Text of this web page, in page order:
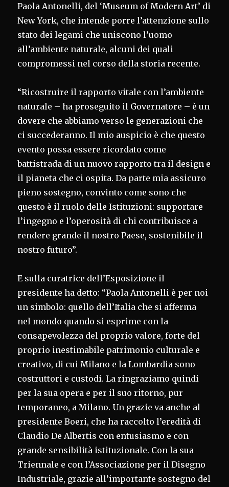
Paola Antonelli, del ‘Museum of Modern Art’ di
New York, che intende porre l’attenzione sullo
stato dei legami che uniscono l’uomo
all’ambiente naturale, alcuni dei quali
compromessi nel corso della storia recente.
“Ricostruire il rapporto vitale con l’ambiente
naturale – ha proseguito il Governatore – è un
dovere che abbiamo verso le generazioni che
ci succederanno. Il mio auspicio è che questo
evento possa essere ricordato come
battistrada di un nuovo rapporto tra il design e
il pianeta che ci ospita. Da parte mia assicuro
pieno sostegno, convinto come sono che
questo è il ruolo delle Istituzioni: supportare
l’ingegno e l’operosità di chi contribuisce a
rendere grande il nostro Paese, sostenibile il
nostro futuro”.
E sulla curatrice dell’Esposizione il
presidente ha detto: “Paola Antonelli è per noi
un simbolo: quello dell’Italia che si afferma
nel mondo quando si esprime con la
consapevolezza del proprio valore, forte del
proprio inestimabile patrimonio culturale e
creativo, di cui Milano e la Lombardia sono
costruttori e custodi. La ringraziamo quindi
per la sua opera e per il suo ritorno, pur
temporaneo, a Milano. Un grazie va anche al
presidente Boeri, che ha raccolto l’eredità di
Claudio De Albertis con entusiasmo e con
grande sensibilità istituzionale. Con la sua
Triennale e con l’Associazione per il Disegno
Industriale, grazie all’importante sostegno del